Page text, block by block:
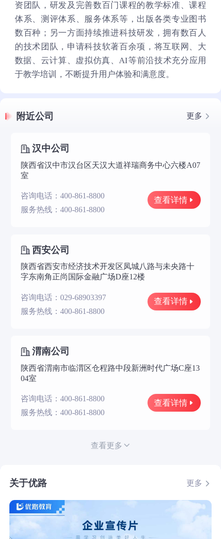
资团队，研发及完善数百门课程的教学标准、课程
体系、测评体系、服务体系等，出版各类专业图书
数百种；另一方面持续推进科技研发，拥有数百人
的技术团队，申请科技软著百余项，将互联网、大
数据、云计算、虚拟仿真、AI等前沿技术充分应用
于教学培训，不断提升用户体验和满意度。
附近公司 更多
汉中公司
陕西省汉中市汉台区天汉大道祥瑞商务中心六楼A07
室
咨询电话：400-861-8800
服务热线：400-861-8800
查看详情
西安公司
陕西省西安市经济技术开发区凤城八路与未央路十
字东南角正尚国际金融广场D座12楼
咨询电话：029-68903397
服务热线：400-861-8800
查看详情
渭南公司
陕西省渭南市临渭区仓程路中段新洲时代广场C座13
04室
咨询电话：400-861-8800
服务热线：400-861-8800
查看详情
查看更多
关于优路 更多